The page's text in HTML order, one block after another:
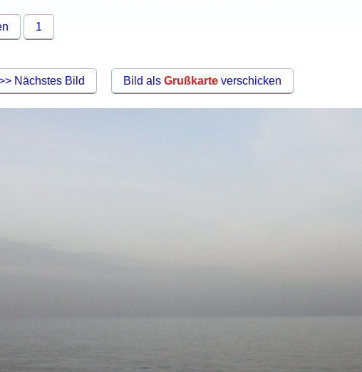
1
Nächstes Bild Bild als Grußkarteverschicken